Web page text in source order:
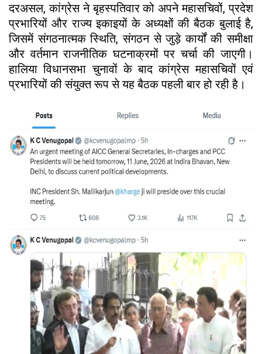
दरअसल, कांग्रेस ने बृहस्पतिवार को अपने महासचिवों, प्रदेश
प्रभारियों और राज्य इकाइयों के अध्यक्षों की बैठक बुलाई है,
जिसमें संगठनात्मक स्थिति, संगठन से जुड़े कार्यों की समीक्षा
और वर्तमान राजनीतिक घटनाक्रमों पर चर्चा की जाएगी।
हालिया विधानसभा चुनावों के बाद कांग्रेस महासचिवों एवं
प्रभारियों की संयुक्त रूप से यह बैठक पहली बार हो रही है।